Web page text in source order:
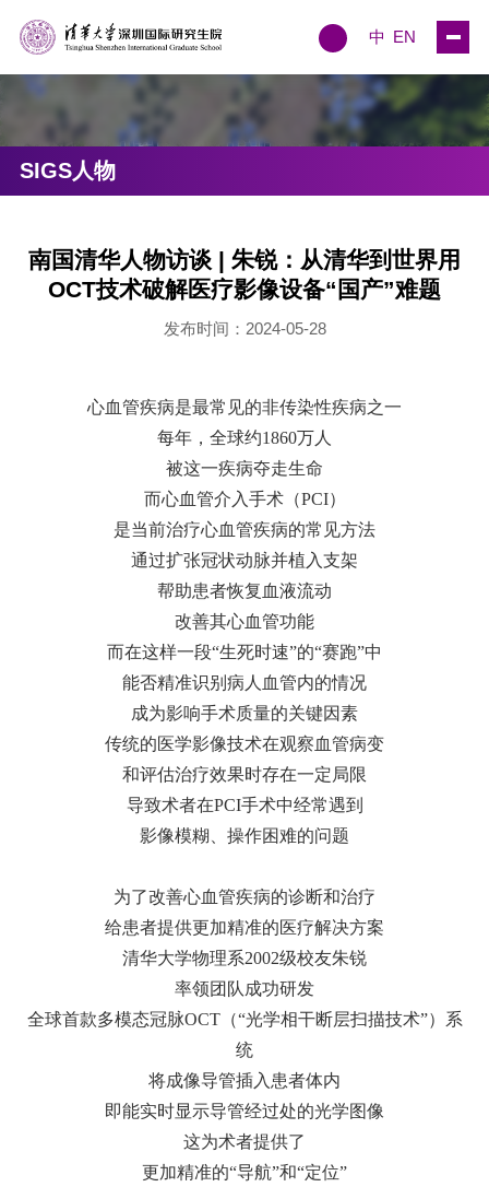
中 EN
SIGS人物
南国清华人物访谈 | 朱锐：从清华到世界用
OCT技术破解医疗影像设备“国产”难题
发布时间：2024-05-28
心血管疾病是最常见的非传染性疾病之一
每年，全球约1860万人
被这一疾病夺走生命
而心血管介入手术（PCI）
是当前治疗心血管疾病的常见方法
通过扩张冠状动脉并植入支架
帮助患者恢复血液流动
改善其心血管功能
而在这样一段“生死时速”的“赛跑”中
能否精准识别病人血管内的情况
成为影响手术质量的关键因素
传统的医学影像技术在观察血管病变
和评估治疗效果时存在一定局限
导致术者在PCI手术中经常遇到
影像模糊、操作困难的问题
为了改善心血管疾病的诊断和治疗
给患者提供更加精准的医疗解决方案
清华大学物理系2002级校友朱锐
率领团队成功研发
全球首款多模态冠脉OCT（“光学相干断层扫描技术”）系
统
将成像导管插入患者体内
即能实时显示导管经过处的光学图像
这为术者提供了
更加精准的“导航”和“定位”